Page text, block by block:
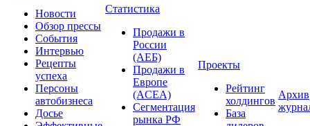
Новости
Обзор прессы
События
Интервью
Рецепты
успеха
Персоны
автобизнеса
Досье
Статистика
Продажи в
России
(АЕБ)
Продажи в
Европе
(ACEA)
Сегментация
рынка РФ
Проекты
Рейтинг
холдингов
База
Архив